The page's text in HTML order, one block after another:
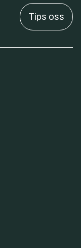
Tips oss